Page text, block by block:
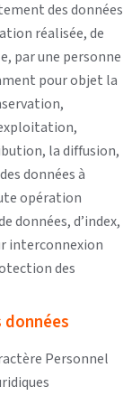
des données
réalisée, de
par une personne
pour objet la
la diffusion,
données à
opération
données, d’index,
interconnexion
des
Personnel